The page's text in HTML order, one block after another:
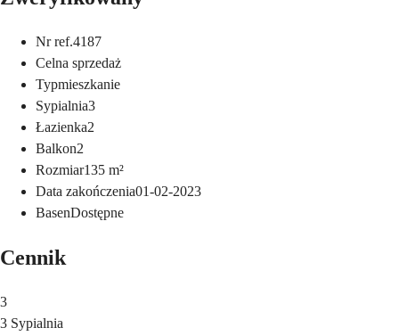
Nr ref.4187
Celna sprzedaż
Typmieszkanie
Sypialnia3
Łazienka2
Balkon2
Rozmiar135 m²
Data zakończenia01-02-2023
BasenDostępne
Cennik
3
3 Sypialnia